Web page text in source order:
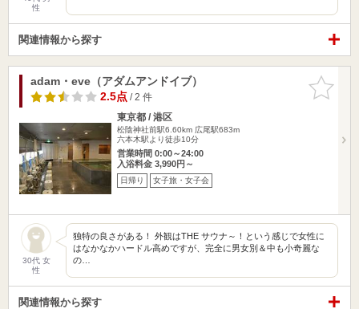
性
関連情報から探す
お気に入
りに追加
adam・eve（アダムアンドイブ）
2.5点/ 2 件
東京都 / 港区
松陰神社前駅6.60km 広尾駅683m
六本木駅より徒歩10分
営業時間 0:00～24:00
入浴料金 3,990円～
日帰り 女子旅・女子会
30代 女
性
独特の良さがある！ 外観はTHE サウナ～！という感じで女性に
はなかなかハードル高めですが、完全に男女別＆中も小奇麗な
の…
関連情報から探す